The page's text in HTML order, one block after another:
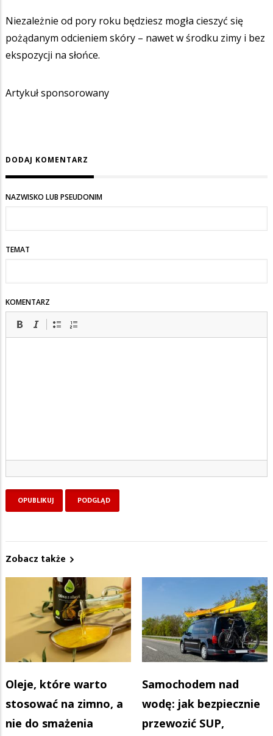
Niezależnie od pory roku będziesz mogła cieszyć się
pożądanym odcieniem skóry – nawet w środku zimy i bez
ekspozycji na słońce.
Artykuł sponsorowany
DODAJ KOMENTARZ
NAZWISKO LUB PSEUDONIM
TEMAT
KOMENTARZ
Zobacz także
Oleje, które warto
stosować na zimno, a
nie do smażenia
Samochodem nad
wodę: jak bezpiecznie
przewozić SUP,